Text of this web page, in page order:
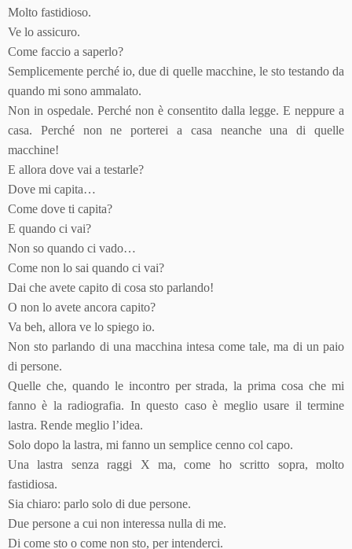
Molto fastidioso.
Ve lo assicuro.
Come faccio a saperlo?
Semplicemente perché io, due di quelle macchine, le sto testando da
quando mi sono ammalato.
Non in ospedale. Perché non è consentito dalla legge. E neppure a
casa. Perché non ne porterei a casa neanche una di quelle
macchine!
E allora dove vai a testarle?
Dove mi capita…
Come dove ti capita?
E quando ci vai?
Non so quando ci vado…
Come non lo sai quando ci vai?
Dai che avete capito di cosa sto parlando!
O non lo avete ancora capito?
Va beh, allora ve lo spiego io.
Non sto parlando di una macchina intesa come tale, ma di un paio
di persone.
Quelle che, quando le incontro per strada, la prima cosa che mi
fanno è la radiografia. In questo caso è meglio usare il termine
lastra. Rende meglio l’idea.
Solo dopo la lastra, mi fanno un semplice cenno col capo.
Una lastra senza raggi X ma, come ho scritto sopra, molto
fastidiosa.
Sia chiaro: parlo solo di due persone.
Due persone a cui non interessa nulla di me.
Di come sto o come non sto, per intenderci.